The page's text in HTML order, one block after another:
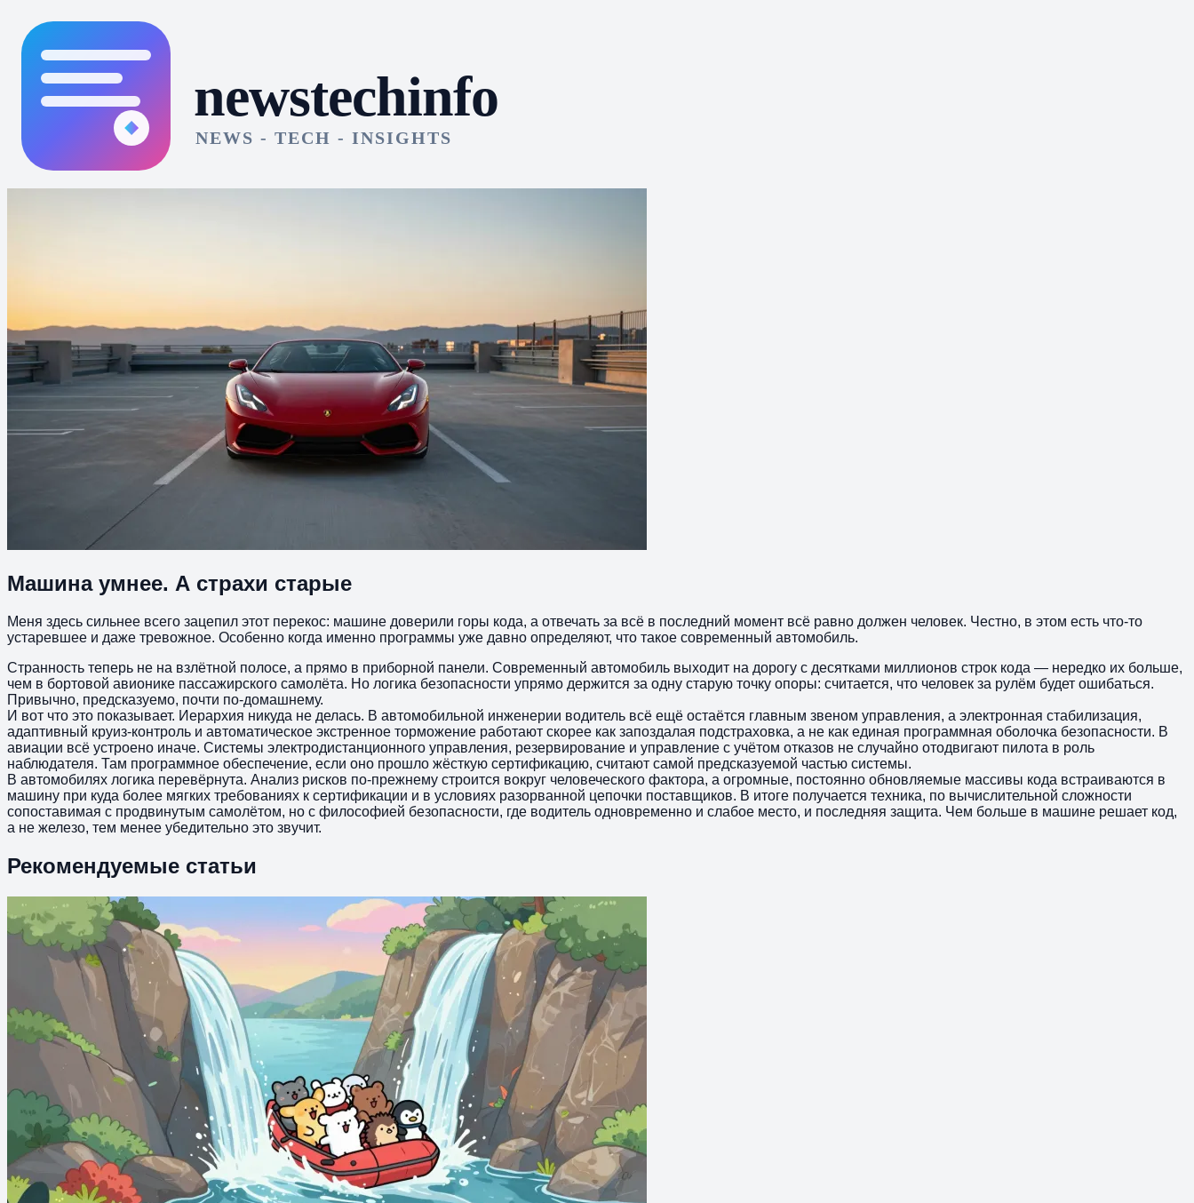
Машина умнее. А страхи старые
Меня здесь сильнее всего зацепил этот перекос: машине доверили горы кода, а отвечать за всё в последний момент всё равно должен человек. Честно, в этом есть что-то
устаревшее и даже тревожное. Особенно когда именно программы уже давно определяют, что такое современный автомобиль.
Странность теперь не на взлётной полосе, а прямо в приборной панели. Современный автомобиль выходит на дорогу с десятками миллионов строк кода — нередко их больше,
чем в бортовой авионике пассажирского самолёта. Но логика безопасности упрямо держится за одну старую точку опоры: считается, что человек за рулём будет ошибаться.
Привычно, предсказуемо, почти по-домашнему.
И вот что это показывает. Иерархия никуда не делась. В автомобильной инженерии водитель всё ещё остаётся главным звеном управления, а электронная стабилизация,
адаптивный круиз-контроль и автоматическое экстренное торможение работают скорее как запоздалая подстраховка, а не как единая программная оболочка безопасности. В
авиации всё устроено иначе. Системы электродистанционного управления, резервирование и управление с учётом отказов не случайно отодвигают пилота в роль
наблюдателя. Там программное обеспечение, если оно прошло жёсткую сертификацию, считают самой предсказуемой частью системы.
В автомобилях логика перевёрнута. Анализ рисков по-прежнему строится вокруг человеческого фактора, а огромные, постоянно обновляемые массивы кода встраиваются в
машину при куда более мягких требованиях к сертификации и в условиях разорванной цепочки поставщиков. В итоге получается техника, по вычислительной сложности
сопоставимая с продвинутым самолётом, но с философией безопасности, где водитель одновременно и слабое место, и последняя защита. Чем больше в машине решает код,
а не железо, тем менее убедительно это звучит.
Рекомендуемые статьи